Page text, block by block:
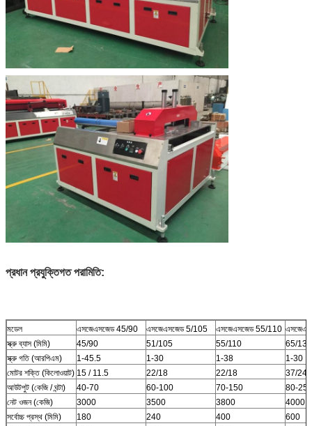
প্রধান প্রযুক্তিগত পরামিতি:
মডেল এসজেএসজেড 45/90 এসজেএসজেড 5/105 এসজেএসজেড 55/110
স্ক্রু ব্যাস (মিমি)
45/90 51/105 55/110
65/132
স্ক্রু গতি (আরপিএম)
1-45.5 1-30 1-38
1-30
মোটর শক্তি (কিলোওয়াট) 15 / 11.5 22/18 22/18
37/24
আউটপুট (কেজি / ঘন্টা)
40-70 60-100 70-150
80-250
নেট ওজন (কেজি)
3000 3500 3800
4000
সর্বোচ্চ প্রস্থ (মিমি)
180 240 400
600